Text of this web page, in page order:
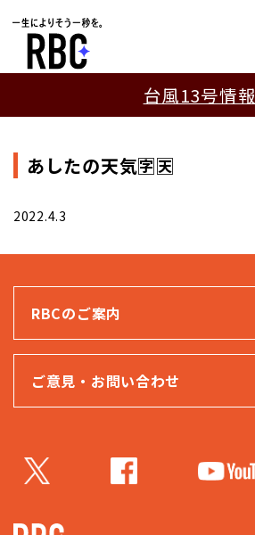
台風13号情報
あしたの天気🈑🈗
2022.4.3
RBCのご案内
ご意見・お問い合わせ